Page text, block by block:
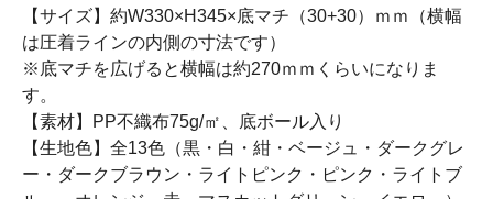
【サイズ】約W330×H345×底マチ（30+30）ｍｍ（横幅
は圧着ラインの内側の寸法です）
※底マチを広げると横幅は約270ｍｍくらいになりま
す。
【素材】PP不織布75g/㎡、底ボール入り
【生地色】全13色（黒・白・紺・ベージュ・ダークグレ
ー・ダークブラウン・ライトピンク・ピンク・ライトブ